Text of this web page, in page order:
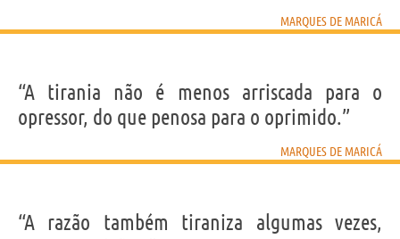
MARQUES DE MARICÁ
“A tirania não é menos arriscada para o
opressor, do que penosa para o oprimido.”
MARQUES DE MARICÁ
“A razão também tiraniza algumas vezes,